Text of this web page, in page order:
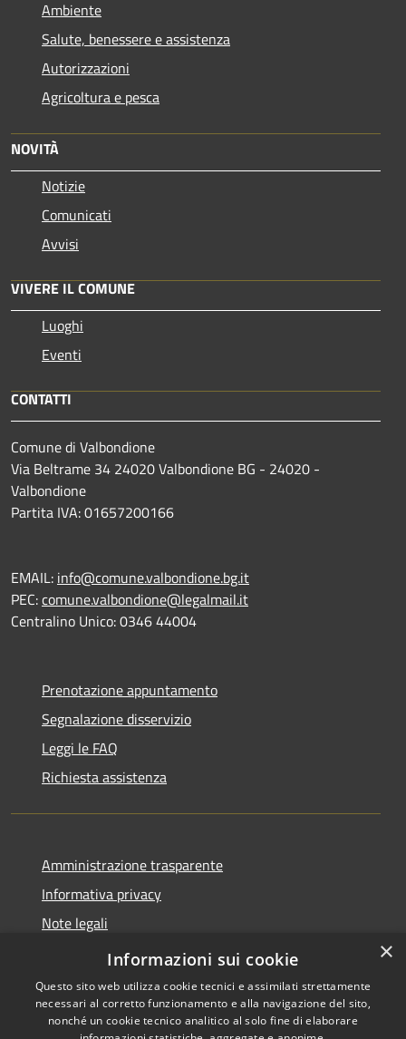
Ambiente
Salute, benessere e assistenza
Autorizzazioni
Agricoltura e pesca
NOVITÀ
Notizie
Comunicati
Avvisi
VIVERE IL COMUNE
Luoghi
Eventi
CONTATTI
Comune di Valbondione
Via Beltrame 34 24020 Valbondione BG - 24020 -
Valbondione
Partita IVA: 01657200166
EMAIL: info@comune.valbondione.bg.it
PEC:comune.valbondione@legalmail.it
Centralino Unico: 0346 44004
Prenotazione appuntamento
Segnalazione disservizio
Leggi le FAQ
Richiesta assistenza
Amministrazione trasparente
Informativa privacy
Note legali
Dichiarazione di accessibilità
×
Informazioni sui cookie
Questo sito web utilizza cookie tecnici e assimilati strettamente
necessari al corretto funzionamento e alla navigazione del sito,
nonché un cookie tecnico analitico al solo fine di elaborare